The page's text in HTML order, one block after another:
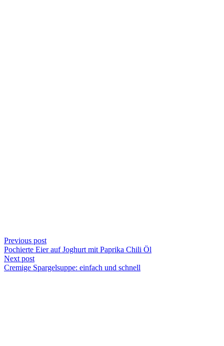
Previous post
Pochierte Eier auf Joghurt mit Paprika Chili Öl
Next post
Cremige Spargelsuppe: einfach und schnell